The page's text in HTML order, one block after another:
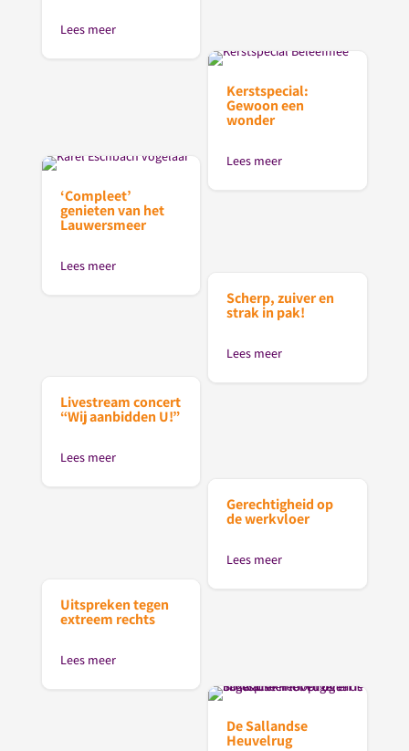
Lees meer
Kerstspecial:
Gewoon een
wonder
Lees meer
‘Compleet’
genieten van het
Lauwersmeer
Lees meer
Scherp, zuiver en
strak in pak!
Lees meer
Livestream concert
“Wij aanbidden U!”
Lees meer
Gerechtigheid op
de werkvloer
Lees meer
Uitspreken tegen
extreem rechts
Lees meer
De Sallandse
Heuvelrug